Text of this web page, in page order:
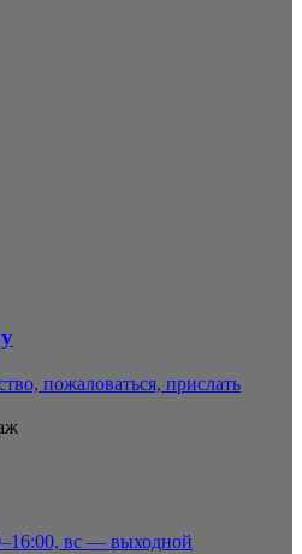
пожаловаться, прислать
вс — выходной